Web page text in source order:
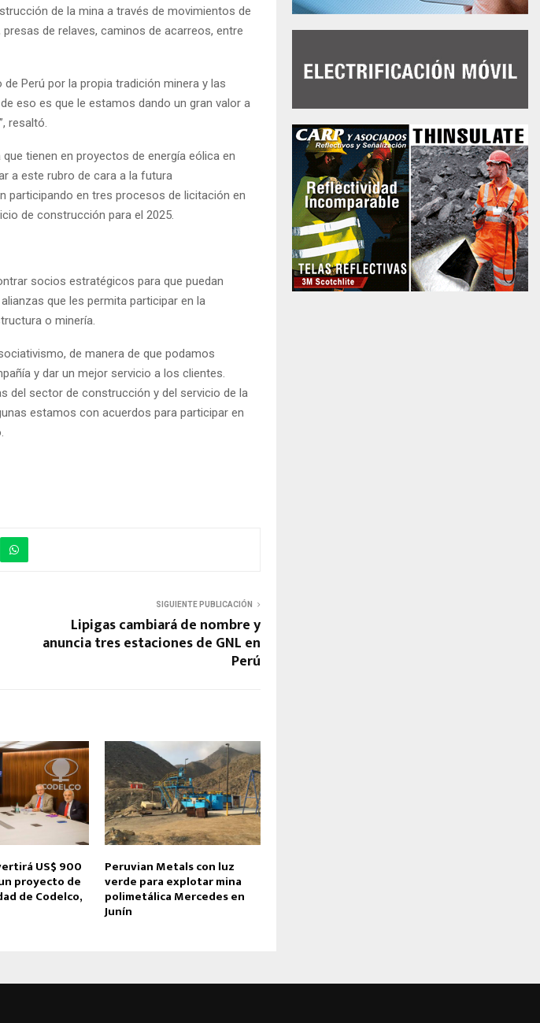
de la mina a través de movimientos de
de relaves, caminos de acarreos, entre
Perú por la propia tradición minera y las
eso es que le estamos dando un gran valor a
resaltó.
tienen en proyectos de energía eólica en
a este rubro de cara a la futura
participando en tres procesos de licitación en
de construcción para el 2025.
socios estratégicos para que puedan
que les permita participar en la
o minería.
de manera de que podamos
y dar un mejor servicio a los clientes.
del sector de construcción y del servicio de la
estamos con acuerdos para participar en
SIGUIENTE PUBLICACIÓN
Lipigas cambiará de nombre y
anuncia tres estaciones de GNL en
Perú
US$ 900
proyecto de
de Codelco,
Peruvian Metals con luz
verde para explotar mina
polimetálica Mercedes en
Junín